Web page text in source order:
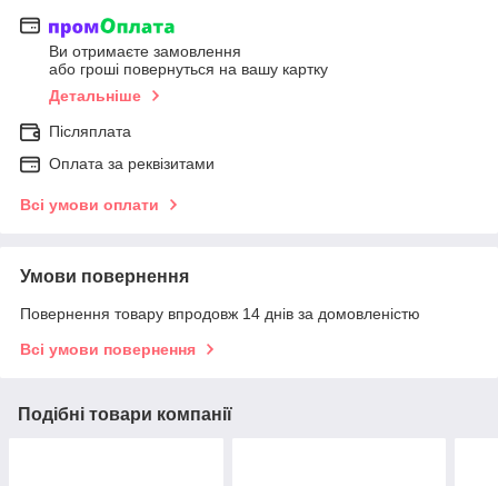
Ви отримаєте замовлення
або гроші повернуться на вашу картку
Детальніше
Післяплата
Оплата за реквізитами
Всі умови оплати
Умови повернення
Повернення товару впродовж 14 днів за домовленістю
Всі умови повернення
Подібні товари компанії